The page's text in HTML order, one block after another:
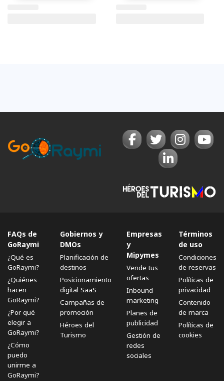
FAQs de
GoRaymi
¿Qué es
GoRaymi?
¿Quiénes
hacen
GoRaymi?
¿Por qué
elegir a
GoRaymi?
¿Cómo
puedo
unirme a
GoRaymi?
Gobiernos y
DMOs
Planificación de
destinos
Posicionamiento
digital SaaS
Campañas de
promoción
Héroes del
Turismo
Empresas
y
Mipymes
Vende tus
ofertas
Inbound
marketing
Planes de
publicidad
Gestión de
redes
sociales
Términos
de uso
Condiciones
de reservas
Políticas de
privacidad
Contenido
de marca
Políticas de
cookies